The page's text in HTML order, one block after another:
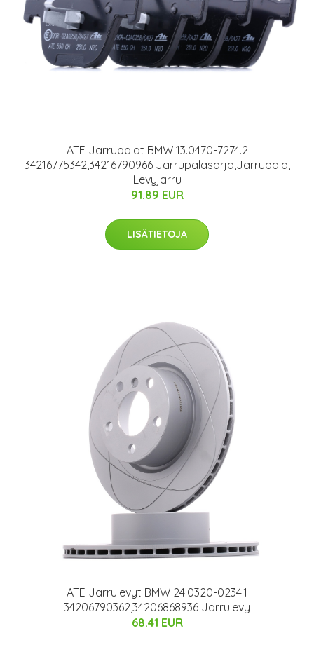
ATE Jarrupalat BMW 13.0470-7274.2
34216775342,34216790966 Jarrupalasarja,Jarrupala,
Levyjarru
91.89 EUR
LISÄTIETOJA
ATE Jarrulevyt BMW 24.0320-0234.1
34206790362,34206868936 Jarrulevy
68.41 EUR